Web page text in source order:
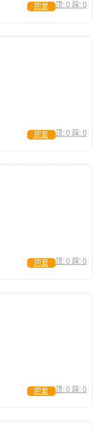
顶: 0 踩: 0
回复
顶: 0 踩: 0
回复
顶: 0 踩: 0
回复
顶: 0 踩: 0
回复